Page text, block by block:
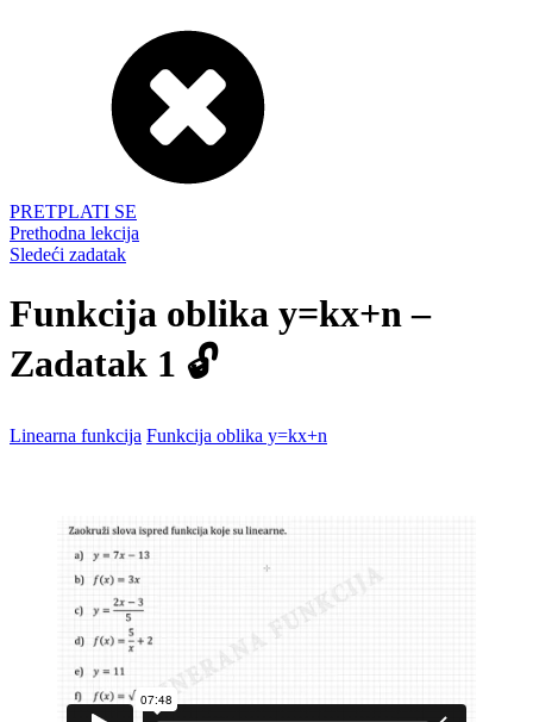
PRETPLATI SE
Prethodna lekcija
Sledeći zadatak
Funkcija oblika y=kx+n –
Zadatak 1 🔓
Linearna funkcija Funkcija oblika y=kx+n